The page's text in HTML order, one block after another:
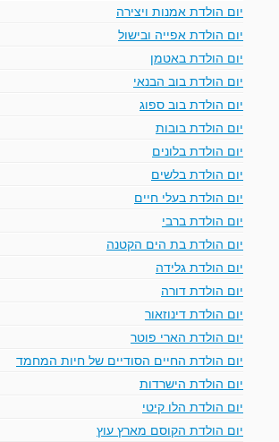
יום הולדת אמנות ויצירה
יום הולדת אפייה ובישול
יום הולדת באטמן
יום הולדת בוב הבנאי
יום הולדת בוב ספוג
יום הולדת בובות
יום הולדת בלונים
יום הולדת בלשים
יום הולדת בעלי חיים
יום הולדת ברבי
יום הולדת בת הים הקטנה
יום הולדת גלידה
יום הולדת דורה
יום הולדת דינוזאור
יום הולדת הארי פוטר
יום הולדת החיים הסודיים של חיות המחמד
יום הולדת הישרדות
יום הולדת הלו קיטי
יום הולדת הקוסם מארץ עוץ